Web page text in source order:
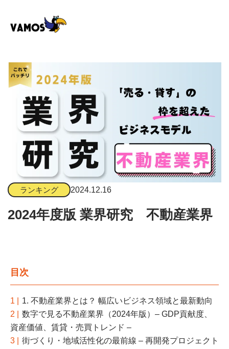
ランキング 2024.12.16
2024年度版 業界研究 不動産業界
目次
1 |
1. 不動産業界とは？ 幅広いビジネス領域と最新動向
2 |
数字で見る不動産業界（2024年版）– GDP貢献度、
資産価値、賃貸・売買トレンド –
3 |
街づくり・地域活性化の最前線 – 再開発プロジェクト